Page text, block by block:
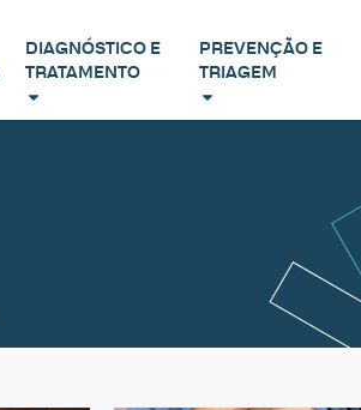
DIAGNÓSTICO E
TRATAMENTO
PREVENÇÃO E
TRIAGEM